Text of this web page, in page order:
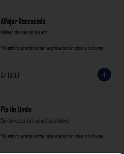
Alfajor Rascacielo
Relleno de manjar blanco
*Nuestros precios están expresados en soles e incluyen
S/ 18.00
Pie de Limón
Con la receta de la abuelita de Astrid.
*Nuestros precios están expresados en soles e incluyen